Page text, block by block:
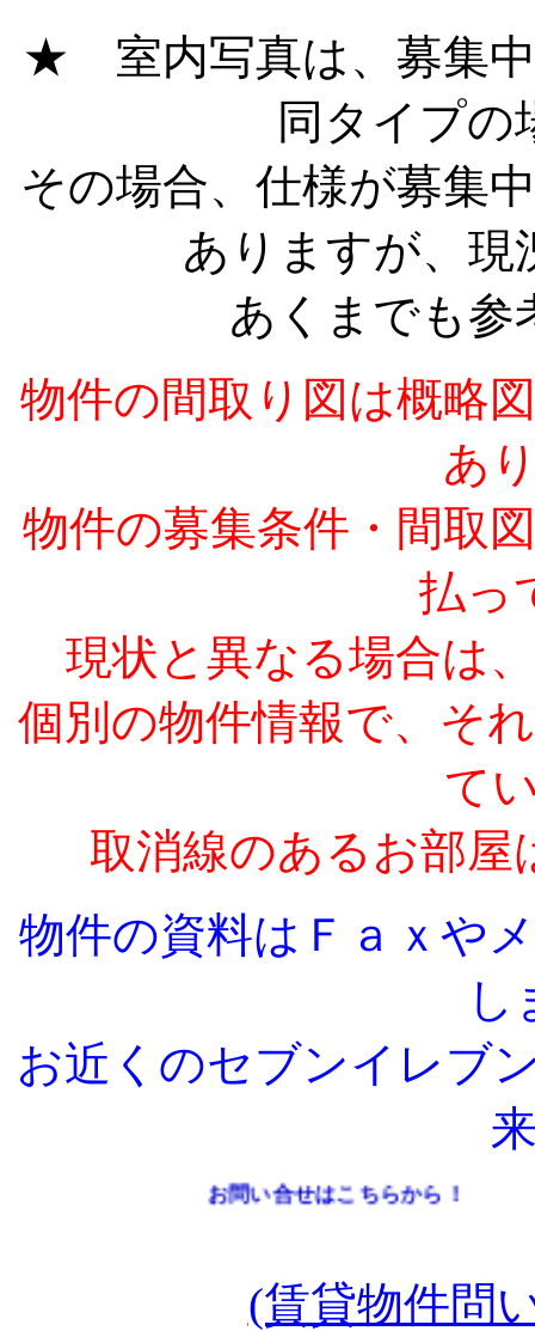
★ 室内写真は、募集中
同タイプの
その場合、仕様が募集
ありますが、現
あくまでも参
物件の間取り図は概略
あ
物件の募集条件・間取
払っ
現状と異なる場合は
個別の物件情報で、そ
て
取消線のあるお部屋
物件の資料はＦａｘや
し
お近くのセブンイレブ
お問い合せはこちらから！
(賃貸物件問